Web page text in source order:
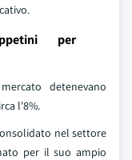
per
detenevano
l'8%.
nel settore
per il suo ampio